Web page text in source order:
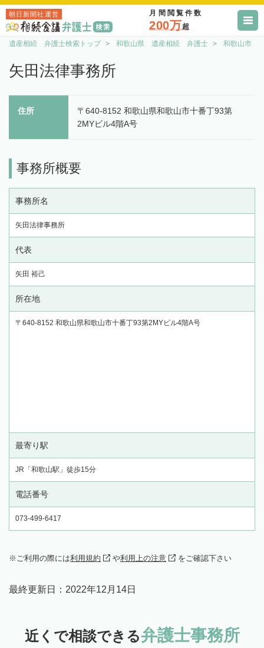
朝日新聞社運営 月間閲覧件数
200万超
遺産相続 弁護士検索トップ 和歌山県 遺産相続 弁護士 和歌山市
矢田法律事務所
住所
〒640-8152 和歌山県和歌山市十番丁93第
2MYビル4階A号
事務所概要
事務所名
矢田法律事務所
代表
矢田 裕己
所在地
〒640-8152 和歌山県和歌山市十番丁93第2MYビル4階A号
最寄り駅
JR「和歌山駅」徒歩15分
電話番号
073-499-6417
ご利用の際には利用規約 や利用上の注意 をご確認下さい
最終更新日： 2022年12月14日
近くで相談できる弁護士事務所